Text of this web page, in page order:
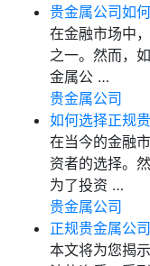
贵金属公司如
在金融市场中
之一。然而，
金属公 …
贵金属公司
如何选择正规
在当今的金融
资者的选择。
为了投资 …
贵金属公司
正规贵金属公
本文将为您揭